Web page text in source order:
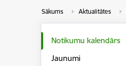
Sākums Aktualitātes
Notikumu kalendārs
Jaunumi